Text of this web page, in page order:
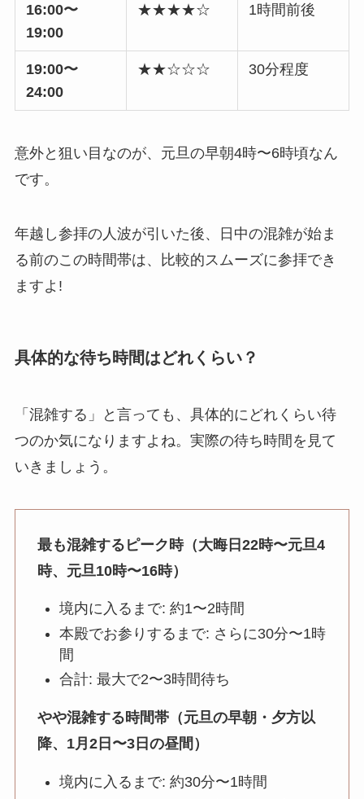
16:00〜
19:00
★★★★☆ 1時間前後
19:00〜
24:00
★★☆☆☆ 30分程度
意外と狙い目なのが、元旦の早朝4時〜6時頃なん
です。
年越し参拝の人波が引いた後、日中の混雑が始ま
る前のこの時間帯は、比較的スムーズに参拝でき
ますよ!
具体的な待ち時間はどれくらい？
「混雑する」と言っても、具体的にどれくらい待
つのか気になりますよね。実際の待ち時間を見て
いきましょう。
最も混雑するピーク時（大晦日22時〜元旦4
時、元旦10時〜16時）
境内に入るまで: 約1〜2時間
本殿でお参りするまで: さらに30分〜1時
間
合計: 最大で2〜3時間待ち
やや混雑する時間帯（元旦の早朝・夕方以
降、1月2日〜3日の昼間）
境内に入るまで: 約30分〜1時間